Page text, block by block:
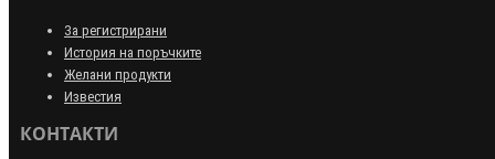
За регистрирани
История на поръчките
Желани продукти
Известия
КОНТАКТИ